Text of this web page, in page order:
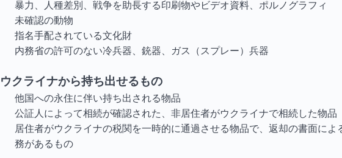
暴力、人種差別、戦争を助長する印刷物やビデオ資料、ポルノグラフィ
未確認の動物
指名手配されている文化財
内務省の許可のない冷兵器、銃器、ガス（スプレー）兵器
ウクライナから持ち出せるもの
他国への永住に伴い持ち出される物品
公証人によって相続が確認された、非居住者がウクライナで相続した物品
居住者がウクライナの税関を一時的に通過させる物品で、返却の書面によ
務があるもの